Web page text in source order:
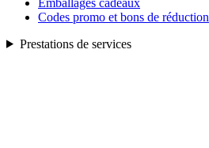
Codes promo et bons de réduction
Prestations de services